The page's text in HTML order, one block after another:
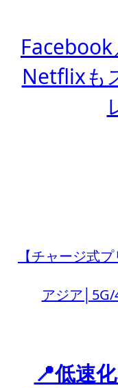
Netflixも
【チャージ式
アジア
📍低速